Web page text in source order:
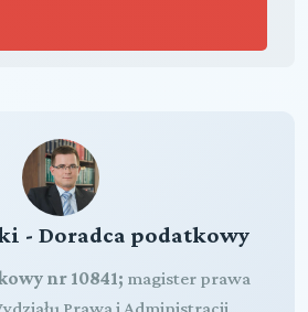
- Doradca podatkowy
nr 10841; magister prawa
Prawa i Administracji